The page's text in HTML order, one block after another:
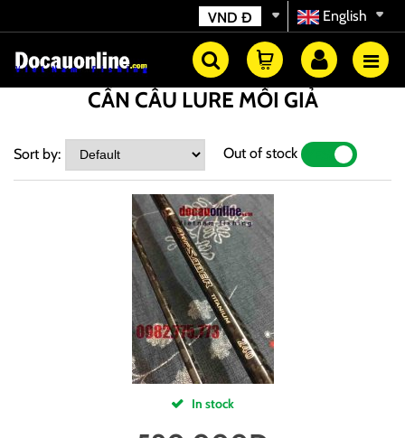
English
VND Đ
CẦN CÂU LURE MỒI GIẢ
Sort by: Out of stock
In stock